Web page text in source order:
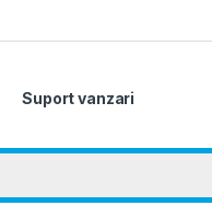
Suport vanzari